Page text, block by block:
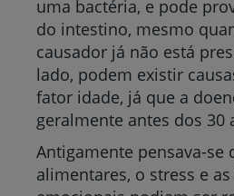
uma bactéria, e pode
do intestino, mesmo
causador já não está
lado, podem existir
fator idade, já que a
geralmente antes dos 30
Antigamente pensava-se
alimentares, o stress e